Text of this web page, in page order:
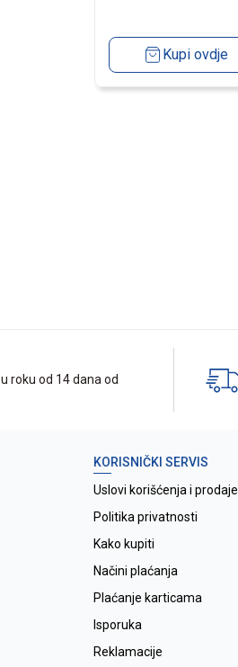
Kupi ovdje
roku od 14 dana od
KORISNIČKI SERVIS
Uslovi korišćenja i prodaje
Politika privatnosti
Kako kupiti
Načini plaćanja
Plaćanje karticama
Isporuka
Reklamacije